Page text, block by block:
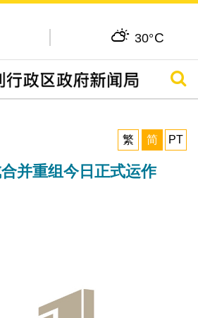
30°C
搜寻
繁
简 PT
并重组今日正式运作